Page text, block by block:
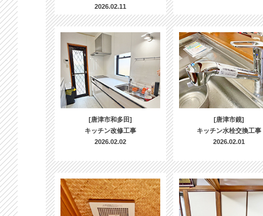
2026.02.11
[唐津市和多田]
キッチン改修工事
2026.02.02
[唐津市鏡]
キッチン水栓交換工事
2026.02.01